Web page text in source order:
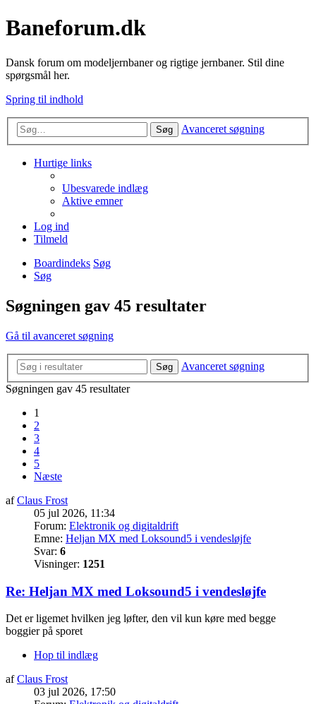
Baneforum.dk
Dansk forum om modeljernbaner og rigtige jernbaner. Stil dine
spørgsmål her.
Spring til indhold
Søg Avanceret søgning
Hurtige links
Ubesvarede indlæg
Aktive emner
Log ind
Tilmeld
Boardindeks Søg
Søg
Søgningen gav 45 resultater
Gå til avanceret søgning
Søg
Avanceret søgning
Søgningen gav 45 resultater
1
2
3
4
5
Næste
afClaus Frost
05 jul 2026, 11:34
Forum: Elektronik og digitaldrift
Emne: Heljan MX med Loksound5 i vendesløjfe
Svar: 6
Visninger: 1251
Re: Heljan MX med Loksound5 i vendesløjfe
Det er ligemet hvilken jeg løfter, den vil kun køre med begge
boggier på sporet
Hop til indlæg
afClaus Frost
03 jul 2026, 17:50